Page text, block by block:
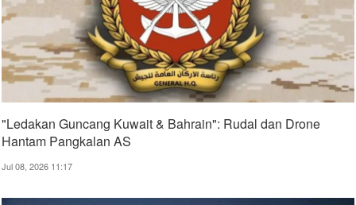
"Ledakan Guncang Kuwait & Bahrain": Rudal dan Drone
Hantam Pangkalan AS
Jul 08, 2026 11:17